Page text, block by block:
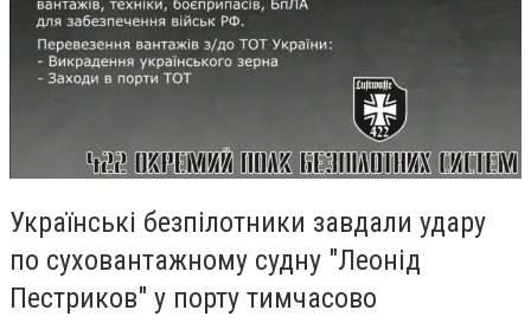
Українські безпілотники завдали удару
по суховантажному судну "Леонід
Пестриков" у порту тимчасово